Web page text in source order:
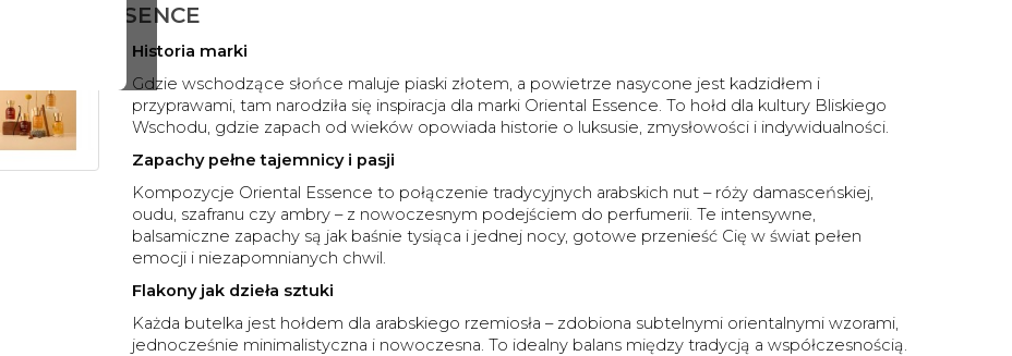
ESSENCE
Historia marki
Gdzie wschodzące słońce maluje piaski złotem, a powietrze nasycone jest kadzidłem i
przyprawami, tam narodziła się inspiracja dla marki Oriental Essence. To hołd dla kultury Bliskiego
Wschodu, gdzie zapach od wieków opowiada historie o luksusie, zmysłowości i indywidualności.
Zapachy pełne tajemnicy i pasji
Kompozycje Oriental Essence to połączenie tradycyjnych arabskich nut – róży damasceńskiej,
oudu, szafranu czy ambry – z nowoczesnym podejściem do perfumerii. Te intensywne,
balsamiczne zapachy są jak baśnie tysiąca i jednej nocy, gotowe przenieść Cię w świat pełen
emocji i niezapomnianych chwil.
Flakony jak dzieła sztuki
Każda butelka jest hołdem dla arabskiego rzemiosła – zdobiona subtelnymi orientalnymi wzorami,
jednocześnie minimalistyczna i nowoczesna. To idealny balans między tradycją a współczesnością.